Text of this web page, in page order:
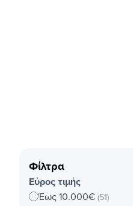
Φίλτρα
Εύρος τιμής
Έως 10.000€ (51)